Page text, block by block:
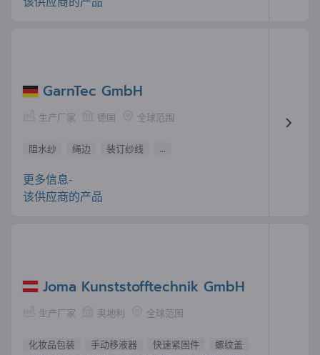
GarnTec GmbH
生产厂家 德国 全球范围
阻水纱 绳边 装订纱线 ...
更多信息-
该供应商的产品
Joma Kunststofftechnik GmbH
生产厂家 奥地利 全球范围
化妆品包装 手动移液器 快速紧固件
螺纹盖